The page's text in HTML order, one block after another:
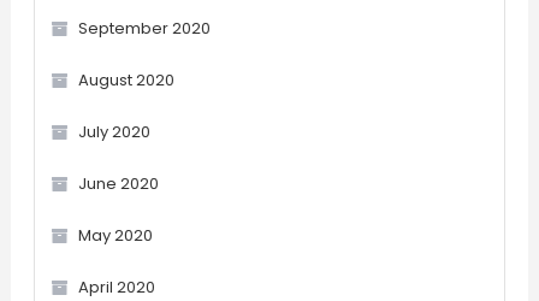
September 2020
August 2020
July 2020
June 2020
May 2020
April 2020